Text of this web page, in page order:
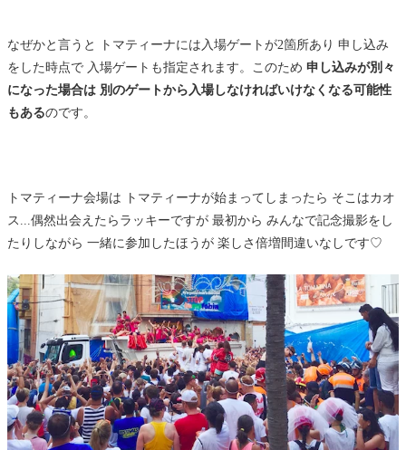
なぜかと言うと トマティーナには入場ゲートが2箇所あり 申し込み
をした時点で 入場ゲートも指定されます。このため 申し込みが別々
になった場合は 別のゲートから入場しなければいけなくなる可能性
もあるのです。
トマティーナ会場は トマティーナが始まってしまったら そこはカオ
ス...偶然出会えたらラッキーですが 最初から みんなで記念撮影をし
たりしながら 一緒に参加したほうが 楽しさ倍増間違いなしです♡